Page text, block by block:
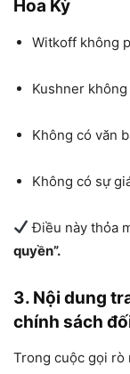
Hoa Kỳ
Witkoff không
Kushner
Không có văn
Không có sự
Điều này thỏa
quyền”.
3. Nội dung
chính sách
Trong cuộc gọi rò